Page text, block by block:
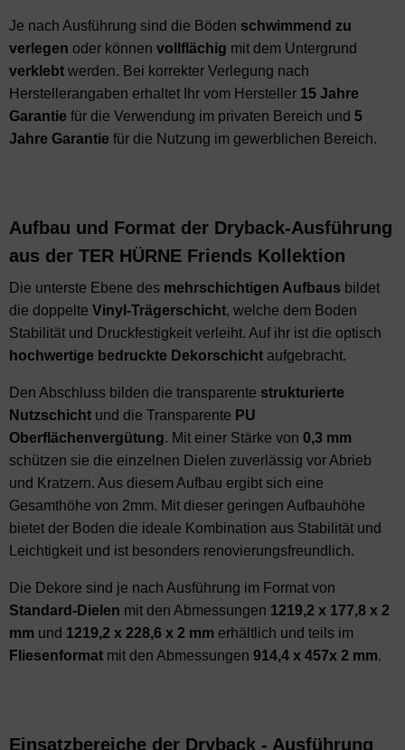
Je nach Ausführung sind die Böden schwimmend zu
verlegen oder können vollflächig mit dem Untergrund
verklebt werden. Bei korrekter Verlegung nach
Herstellerangaben erhaltet Ihr vom Hersteller 15 Jahre
Garantie für die Verwendung im privaten Bereich und 5
Jahre Garantie für die Nutzung im gewerblichen Bereich.
Aufbau und Format der Dryback-Ausführung
aus der TER HÜRNE Friends Kollektion
Die unterste Ebene des mehrschichtigen Aufbaus bildet
die doppelte Vinyl-Trägerschicht, welche dem Boden
Stabilität und Druckfestigkeit verleiht. Auf ihr ist die optisch
hochwertige bedruckte Dekorschicht aufgebracht.
Den Abschluss bilden die transparente strukturierte
Nutzschicht und die Transparente PU
Oberflächenvergütung. Mit einer Stärke von 0,3 mm
schützen sie die einzelnen Dielen zuverlässig vor Abrieb
und Kratzern. Aus diesem Aufbau ergibt sich eine
Gesamthöhe von 2mm. Mit dieser geringen Aufbauhöhe
bietet der Boden die ideale Kombination aus Stabilität und
Leichtigkeit und ist besonders renovierungsfreundlich.
Die Dekore sind je nach Ausführung im Format von
Standard-Dielen mit den Abmessungen 1219,2 x 177,8 x 2
mm und 1219,2 x 228,6 x 2 mm erhältlich und teils im
Fliesenformat mit den Abmessungen 914,4 x 457x 2 mm.
Einsatzbereiche der Dryback - Ausführung